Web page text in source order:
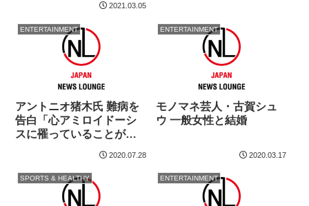
流れる『偉大なる父』と
いうイメージ」
2021.03.05
ENTERTAINMENT
アントニオ猪木氏 難病を
告白「心アミロイドーシ
スに罹っていることが判
2020.07.28
ENTERTAINMENT
モノマネ芸人・古賀シュ
ウ 一般女性と結婚
2020.03.17
SPORTS & HEALTHY ENTERTAINMENT